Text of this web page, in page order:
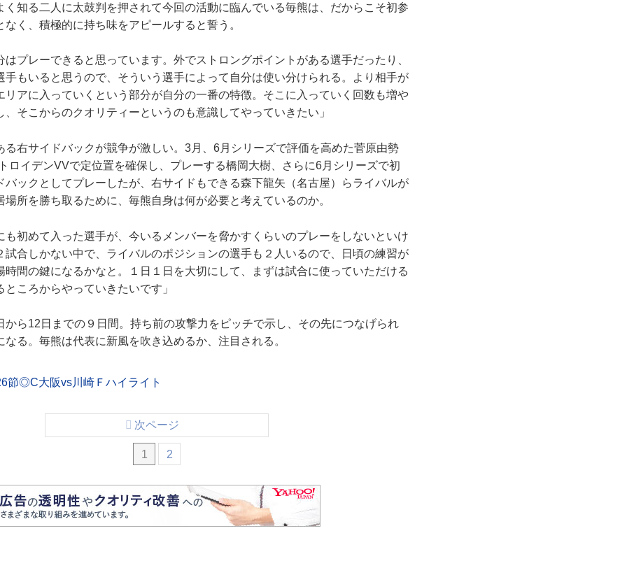
知る二人に太鼓判を押されて今回の活動に臨んでいる毎熊は、だからこそ初参
く、積極的に持ち味をアピールすると誓う。
はプレーできると思っています。外でストロングポイントがある選手だったり、
手もいると思うので、そういう選手によって自分は使い分けられる。より相手が
リアに入っていくという部分が自分の一番の特徴。そこに入っていく回数も増や
、そこからのクオリティーというのも意識してやっていきたい」
右サイドバックが競争が激しい。3月、6月シリーズで評価を高めた菅原由勢
ロイデンVVで定位置を確保し、プレーする橋岡大樹、さらに6月シリーズで初
バックとしてプレーしたが、右サイドもできる森下龍矢（名古屋）らライバルが
場所を勝ち取るために、毎熊自身は何が必要と考えているのか。
も初めて入った選手が、今いるメンバーを脅かすくらいのプレーをしないといけ
試合しかない中で、ライバルのポジションの選手も２人いるので、日頃の練習が
時間の鍵になるかなと。１日１日を大切にして、まずは試合に使っていただける
ころからやっていきたいです」
ら12日までの９日間。持ち前の攻撃力をピッチで示し、その先につなげられ
る。毎熊は代表に新風を吹き込めるか、注目される。
節◎C大阪vs川崎Ｆハイライト
1 2
次ページ